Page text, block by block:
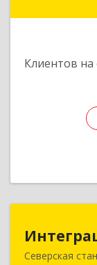
Клиентов
Северская
353240,